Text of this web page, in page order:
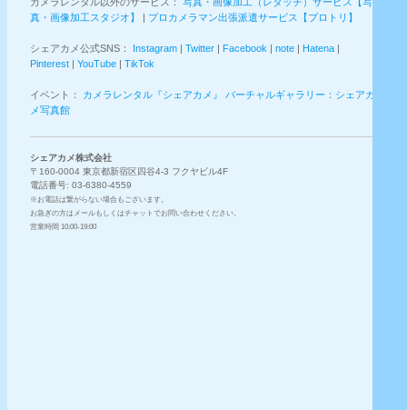
真・画像加工スタジオ】
| プロカメラマン出張派遣サービス【プロトリ】
シェアカメ公式SNS： Instagram | Twitter | Facebook | note | Hatena |
Pinterest | YouTube | TikTok
イベント： カメラレンタル『シェアカメ』 バーチャルギャラリー：シェアカ
メ写真館
シェアカメ株式会社
〒160-0004 東京都新宿区四谷4-3 フクヤビル4F
電話番号: 03-6380-4559
※お電話は繋がらない場合もございます。
お急ぎの方はメールもしくはチャットでお問い合わせください。
営業時間 10:00-19:00